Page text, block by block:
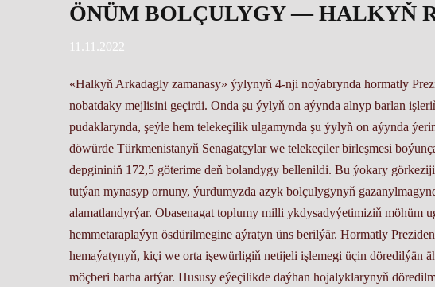
ÖNÜM BOLÇULYGY — HALKYŇ
11.11.2022
«Halkyň Arkadagly zamanasy» ýylynyň 4-nji noýabrynda hormatly
nobatdaky mejlisini geçirdi. Onda şu ýylyň on aýynda alnyp barlan
pudaklarynda, şeýle hem telekeçilik ulgamynda şu ýylyň on aýynda
döwürde Türkmenistanyň Senagatçylar we telekeçiler birleşmesi
depgininiň 172,5 göterime deň bolandygy bellenildi. Bu ýokary
tutýan mynasyp ornuny, ýurdumyzda azyk bolçulygynyň
alamatlandyrýar. Obasenagat toplumy milli ykdysadyýetimiziň möhüm
hemmetaraplaýyn ösdürilmegine aýratyn üns berilýär. Hormatly
hemaýatynyň, kiçi we orta işewürligiň netijeli işlemegi üçin döredilýän
möçberi barha artýar. Hususy eýeçilikde daýhan hojalyklarynyň